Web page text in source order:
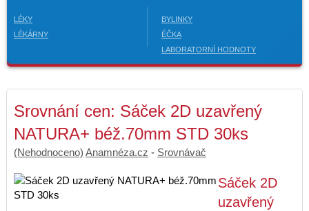
LÉKY
LÉKÁRNY
BYLINKY
ÉČKA
LABORATORNÍ HODNOTY
Srovnání cen: Sáček 2D uzavřený
NATURA+ béž.70mm STD 30ks
(Nehodnoceno) Anamnéza.cz - Srovnávač
Sáček 2D
uzavřený